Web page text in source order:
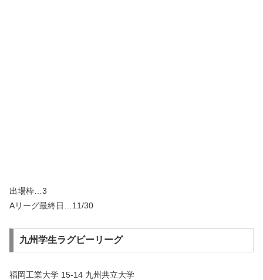
出場枠…3
Aリーグ最終日…11/30
九州学生ラグビーリーグ
福岡工業大学 15-14 九州共立大学